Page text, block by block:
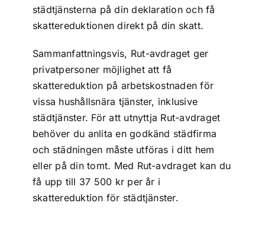
städtjänsterna på din deklaration och få
skattereduktionen direkt på din skatt.
Sammanfattningsvis, Rut-avdraget ger
privatpersoner möjlighet att få
skattereduktion på arbetskostnaden för
vissa hushållsnära tjänster, inklusive
städtjänster. För att utnyttja Rut-avdraget
behöver du anlita en godkänd städfirma
och städningen måste utföras i ditt hem
eller på din tomt. Med Rut-avdraget kan du
få upp till 37 500 kr per år i
skattereduktion för städtjänster.